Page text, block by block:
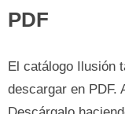
PDF
El catálogo Ilusión
descargar en PDF.